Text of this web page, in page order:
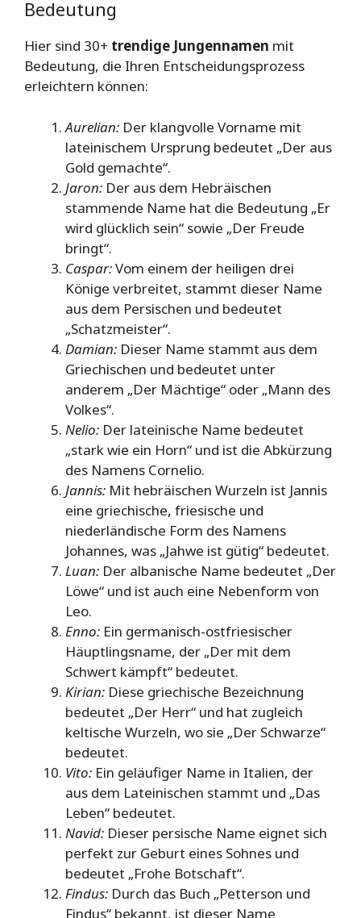
Bedeutung
Hier sind 30+ trendige Jungennamen mit
Bedeutung, die Ihren Entscheidungsprozess
erleichtern können:
Aurelian: Der klangvolle Vorname mit
lateinischem Ursprung bedeutet „Der aus
Gold gemachte“.
Jaron: Der aus dem Hebräischen
stammende Name hat die Bedeutung „Er
wird glücklich sein“ sowie „Der Freude
bringt“.
Caspar:Vom einem der heiligen drei
Könige verbreitet, stammt dieser Name
aus dem Persischen und bedeutet
„Schatzmeister“.
Damian: Dieser Name stammt aus dem
Griechischen und bedeutet unter
anderem „Der Mächtige“ oder „Mann des
Volkes“.
Nelio: Der lateinische Name bedeutet
„stark wie ein Horn“ und ist die Abkürzung
des Namens Cornelio.
Jannis: Mit hebräischen Wurzeln ist Jannis
eine griechische, friesische und
niederländische Form des Namens
Johannes, was „Jahwe ist gütig“ bedeutet.
Luan: Der albanische Name bedeutet „Der
Löwe“ und ist auch eine Nebenform von
Leo.
Enno: Ein germanisch-ostfriesischer
Häuptlingsname, der „Der mit dem
Schwert kämpft“ bedeutet.
Kirian: Diese griechische Bezeichnung
bedeutet „Der Herr“ und hat zugleich
keltische Wurzeln, wo sie „Der Schwarze“
bedeutet.
Vito: Ein geläufiger Name in Italien, der
aus dem Lateinischen stammt und „Das
Leben“ bedeutet.
Navid: Dieser persische Name eignet sich
perfekt zur Geburt eines Sohnes und
bedeutet „Frohe Botschaft“.
Findus: Durch das Buch „Petterson und
Findus“ bekannt, ist dieser Name